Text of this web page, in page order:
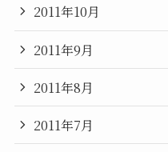
2011年10月
2011年9月
2011年8月
2011年7月